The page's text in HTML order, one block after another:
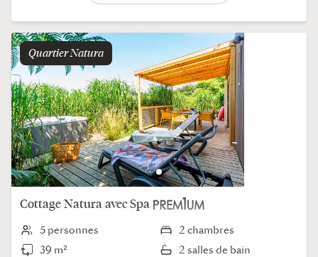
Quartier natura
Cottage Natura avec Spa
5 personnes
2 chambres
39 m²
2 salles de bain